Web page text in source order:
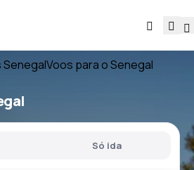
SenegalVoos para o Senegal
Só ida